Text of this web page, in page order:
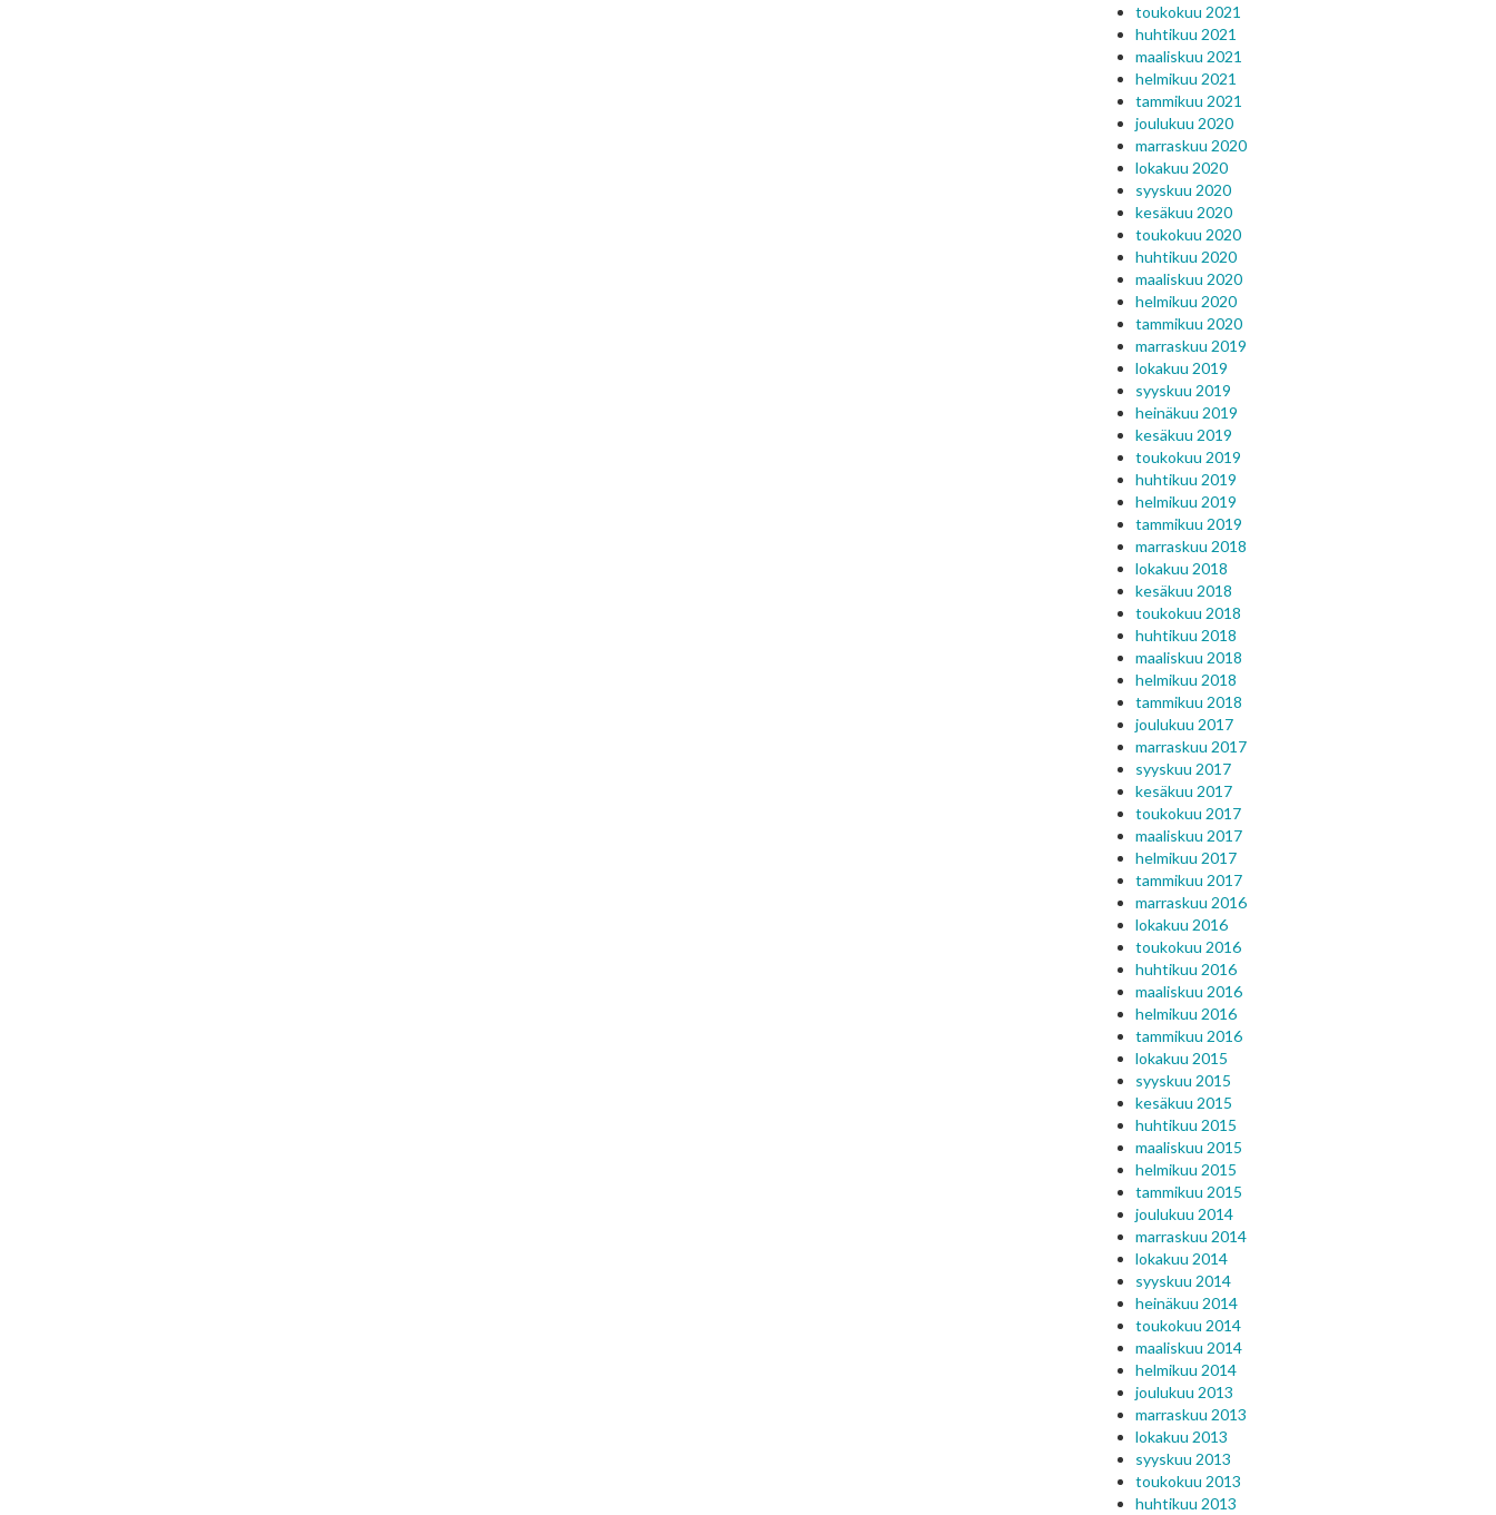
toukokuu 2021
huhtikuu 2021
maaliskuu 2021
helmikuu 2021
tammikuu 2021
joulukuu 2020
marraskuu 2020
lokakuu 2020
syyskuu 2020
kesäkuu 2020
toukokuu 2020
huhtikuu 2020
maaliskuu 2020
helmikuu 2020
tammikuu 2020
marraskuu 2019
lokakuu 2019
syyskuu 2019
heinäkuu 2019
kesäkuu 2019
toukokuu 2019
huhtikuu 2019
helmikuu 2019
tammikuu 2019
marraskuu 2018
lokakuu 2018
kesäkuu 2018
toukokuu 2018
huhtikuu 2018
maaliskuu 2018
helmikuu 2018
tammikuu 2018
joulukuu 2017
marraskuu 2017
syyskuu 2017
kesäkuu 2017
toukokuu 2017
maaliskuu 2017
helmikuu 2017
tammikuu 2017
marraskuu 2016
lokakuu 2016
toukokuu 2016
huhtikuu 2016
maaliskuu 2016
helmikuu 2016
tammikuu 2016
lokakuu 2015
syyskuu 2015
kesäkuu 2015
huhtikuu 2015
maaliskuu 2015
helmikuu 2015
tammikuu 2015
joulukuu 2014
marraskuu 2014
lokakuu 2014
syyskuu 2014
heinäkuu 2014
toukokuu 2014
maaliskuu 2014
helmikuu 2014
joulukuu 2013
marraskuu 2013
lokakuu 2013
syyskuu 2013
toukokuu 2013
huhtikuu 2013